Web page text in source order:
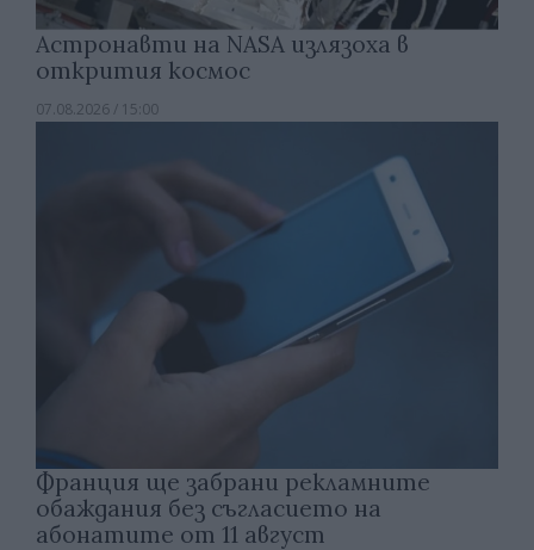
Астронавти на NASA излязоха в
открития космос
07.08.2026 / 15:00
Франция ще забрани рекламните
обаждания без съгласието на
абонатите от 11 август